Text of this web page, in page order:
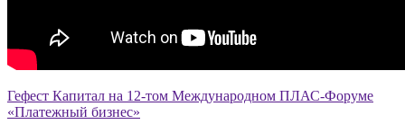
Гефест Капитал на 12-том Международном ПЛАС-Форуме
«Платежный бизнес»